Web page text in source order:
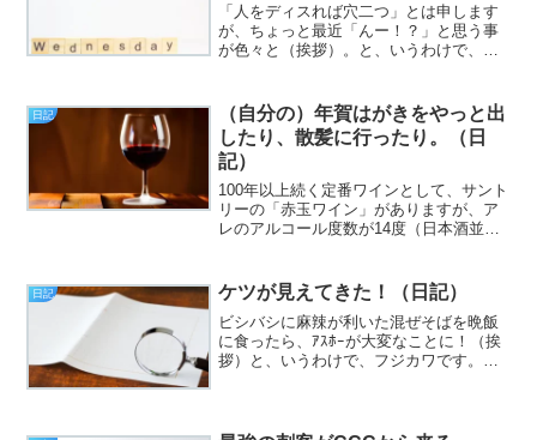
「人をディスれば穴二つ」とは申します
が、ちょっと最近「んー！？」と思う事
が色々と（挨拶）。と、いうわけで、フ
と、ふいに脈絡なく思ったりする水曜
日、皆様いかがお過ごしでし...
日記
（自分の）年賀はがきをやっと出
したり、散髪に行ったり。（日
記）
100年以上続く定番ワインとして、サント
リーの「赤玉ワイン」がありますが、ア
レのアルコール度数が14度（日本酒並
世間的に今日がクリスマスイブであろう
と、個人的には「週末の...
日記 ケツが見えてきた！（日記）
ビシバシに麻辣が利いた混ぜそばを晩飯
に食ったら、ｱｽﾎｰが大変なことに！（挨
拶）と、いうわけで、フジカワです。そ